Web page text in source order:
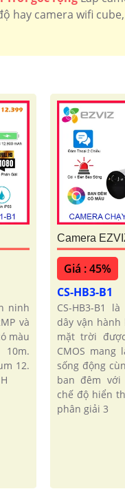
Camera Wifi
hay camera wifi
ninh
và
màu
10m.
12.
Camera
Giá : 45%
CS-HB3-B1
CS-HB3-B1
dây vận
mặt trời
CMOS
sống động
ban đêm với
chế độ hiển
phân giải 3